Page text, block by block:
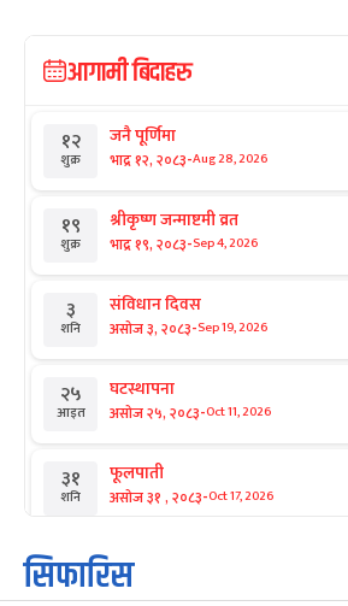
आगामी बिदाहरु
१२
शुक्र
जनै पूर्णिमा
भाद्र १२, २०८३-Aug 28, 2026
१९
शुक्र
श्रीकृष्ण जन्माष्टमी व्रत
भाद्र १९, २०८३-Sep 4, 2026
३
शनि
संविधान दिवस
असोज ३, २०८३-Sep 19, 2026
२५
आइत
घटस्थापना
असोज २५, २०८३-Oct 11, 2026
३१
शनि
फूलपाती
असोज ३१ , २०८३-Oct 17, 2026
१
आइत
कार्तिक सङ्क्रान्ति
कार्तिक १, २०८३
सिफारिस